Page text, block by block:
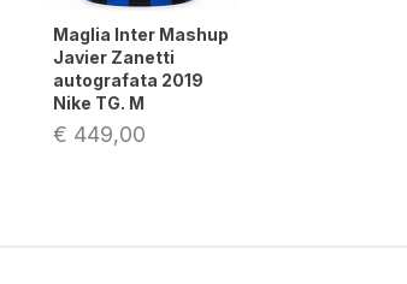
Autografo di Javier
Zanetti con
Champions League
Triplete 2010
€ 129,00